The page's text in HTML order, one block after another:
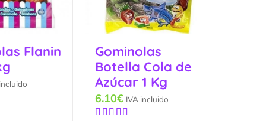
Flanin
Gominolas
Botella Cola de
Azúcar 1 Kg
6.10€ IVA incluido